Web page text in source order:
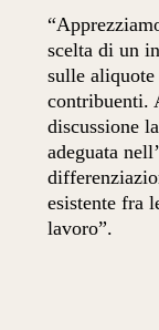
scelta di un
sulle
contribuenti.
discussione
adeguata
esistente fra
lavoro”.